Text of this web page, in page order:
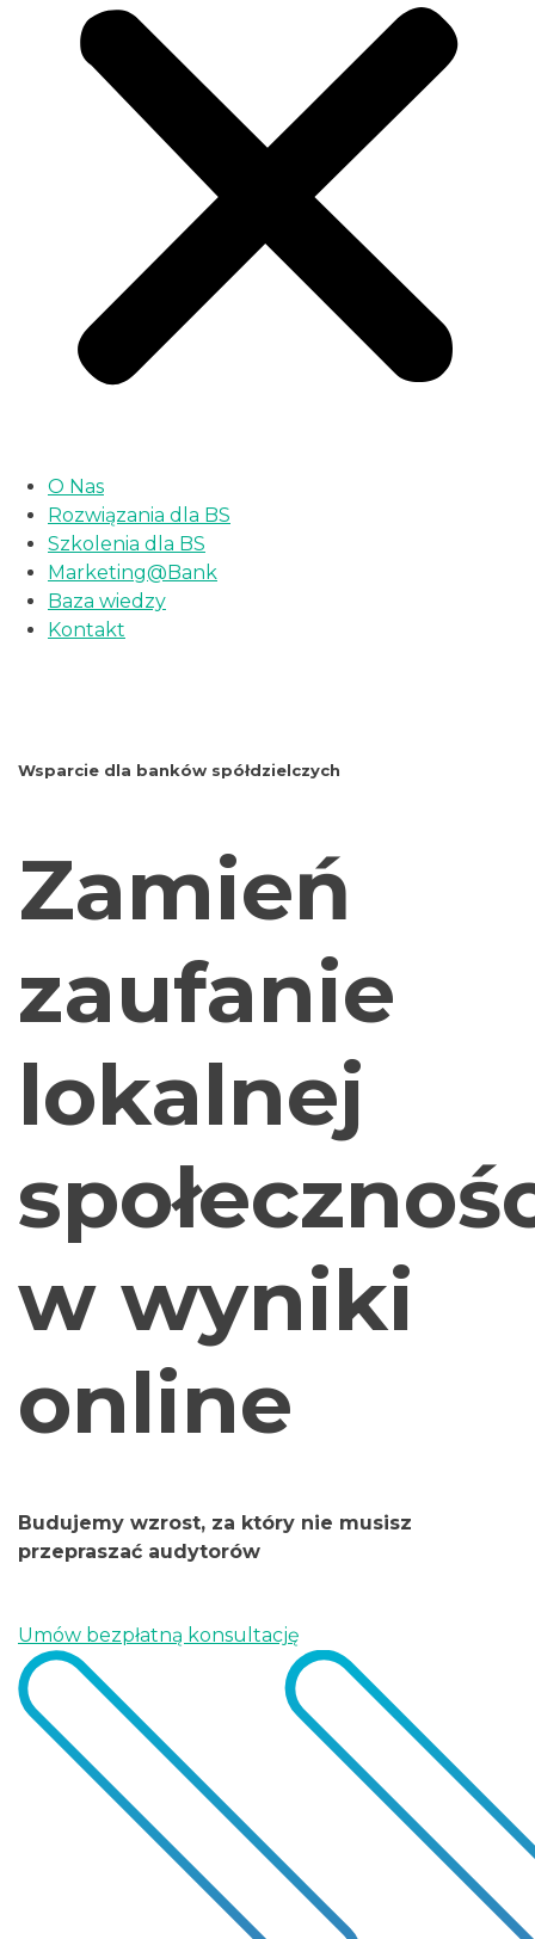
O Nas
Rozwiązania dla BS
Szkolenia dla BS
Marketing@Bank
Baza wiedzy
Kontakt
Wsparcie dla banków spółdzielczych
Zamień
zaufanie
lokalnej
w wyniki
online
Budujemy wzrost, za który nie musisz
przepraszać audytorów
Umów bezpłatną konsultację